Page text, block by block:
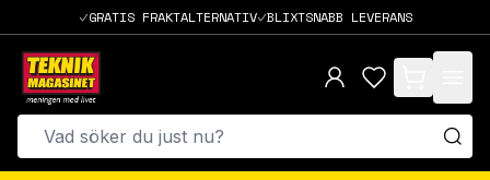
GRATIS FRAKTALTERNATIV BLIXTSNABB LEVERANS
items in cart,